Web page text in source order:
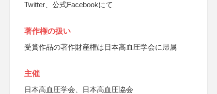
Twitter、公式Facebookにて
著作権の扱い
受賞作品の著作財産権は日本高血圧学会に帰属
主催
日本高血圧学会、日本高血圧協会